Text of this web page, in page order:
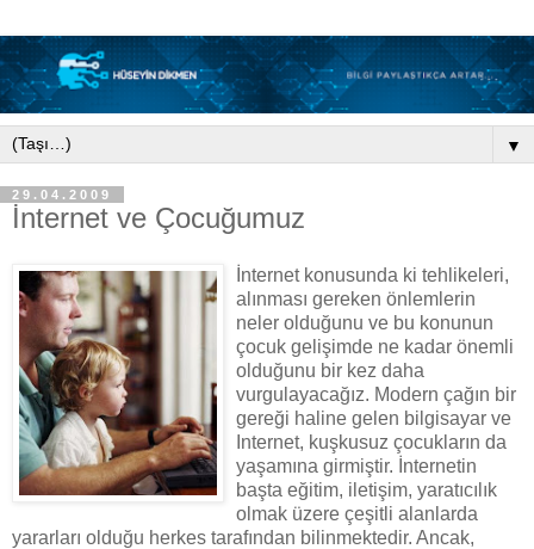
▼
29.04.2009
İnternet ve Çocuğumuz
İnternet konusunda ki tehlikeleri,
alınması gereken önlemlerin
neler olduğunu ve bu konunun
çocuk gelişimde ne kadar önemli
olduğunu bir kez daha
vurgulayacağız. Modern çağın bir
gereği haline gelen bilgisayar ve
Internet, kuşkusuz çocukların da
yaşamına girmiştir. İnternetin
başta eğitim, iletişim, yaratıcılık
olmak üzere çeşitli alanlarda
yararları olduğu herkes tarafından bilinmektedir. Ancak,